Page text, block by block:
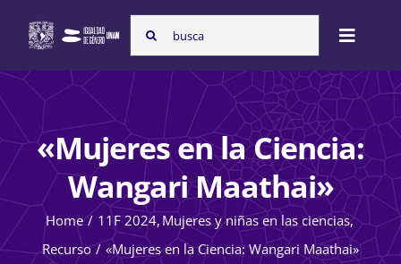
content
Search
for:
Toggle
Inicio
Nosotras
Programas
«Mujeres en la Ciencia:
Wangari Maathai»
Home 11F 2024 Mujeres y niñas en las ciencias
Recurso
«Mujeres en la Ciencia: Wangari Maathai»